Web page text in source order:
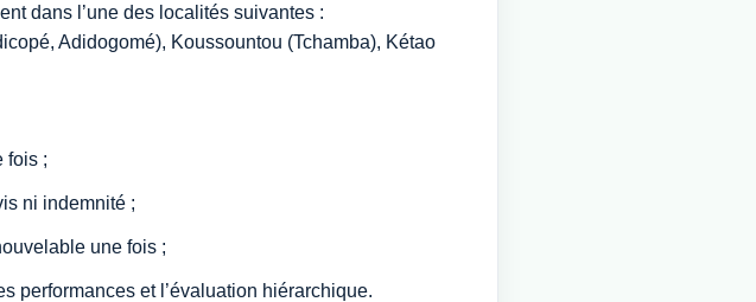
dans l’une des localités suivantes :
Adidogomé), Koussountou (Tchamba), Kétao
fois ;
ni indemnité ;
une fois ;
performances et l’évaluation hiérarchique.